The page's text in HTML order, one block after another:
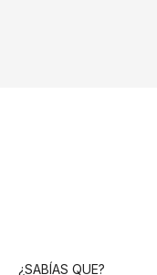
¿SABÍAS QUE?